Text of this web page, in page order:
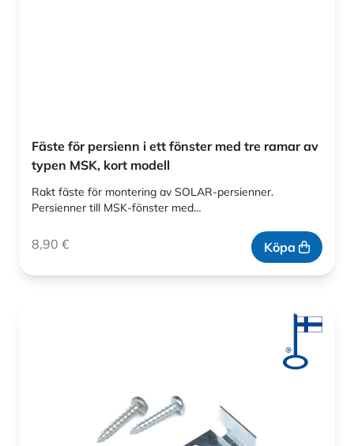
Fäste för persienn i ett fönster med tre ramar av
typen MSK, kort modell
Rakt fäste för montering av SOLAR-persienner.
Persienner till MSK-fönster med…
8,90 € Köpa